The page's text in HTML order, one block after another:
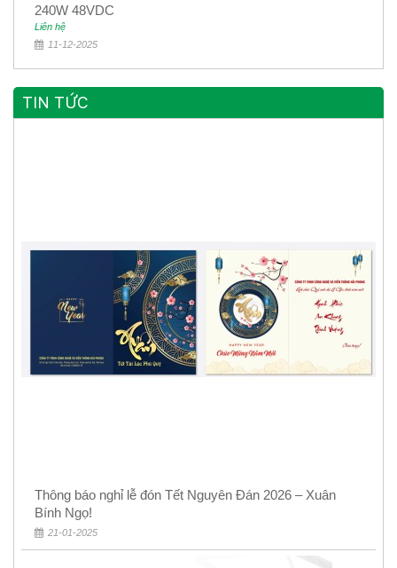
240W 48VDC
Liên hệ
11-12-2025
TIN TỨC
Thông báo nghỉ lễ đón Tết Nguyên Đán 2026 – Xuân
Bính Ngọ!
21-01-2025